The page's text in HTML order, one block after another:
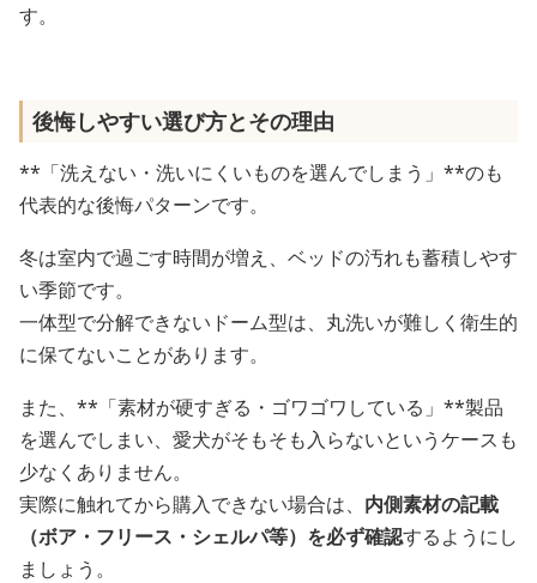
す。
後悔しやすい選び方とその理由
**「洗えない・洗いにくいものを選んでしまう」**のも
代表的な後悔パターンです。
冬は室内で過ごす時間が増え、ベッドの汚れも蓄積しやす
い季節です。
一体型で分解できないドーム型は、丸洗いが難しく衛生的
に保てないことがあります。
また、**「素材が硬すぎる・ゴワゴワしている」**製品
を選んでしまい、愛犬がそもそも入らないというケースも
少なくありません。
実際に触れてから購入できない場合は、 内側素材の記載
（ボア・フリース・シェルパ等）を必ず確認するようにし
ましょう。